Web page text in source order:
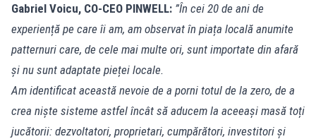
Gabriel Voicu, CO-CEO PINWELL: ”În cei 20 de ani de
experiență pe care îi am, am observat în piața locală anumite
patternuri care, de cele mai multe ori, sunt importate din afară
și nu sunt adaptate pieței locale.
Am identificat această nevoie de a porni totul de la zero, de a
crea niște sisteme astfel încât să aducem la aceeași masă toți
jucătorii: dezvoltatori, proprietari, cumpărători, investitori și